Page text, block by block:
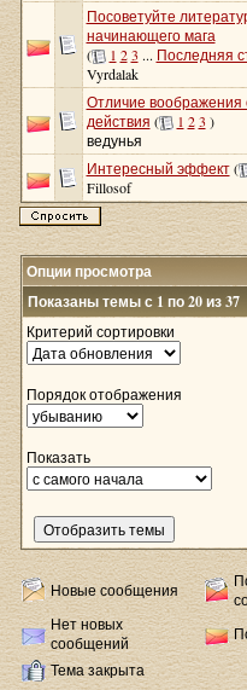
Посоветуйте
начинающего мага
(
1 2 3 ... Последняя
Vyrdalak
Отличие воображения
действия ( 1 2 3 )
ведунья
Интересный эффект (
Fillosof
Опции просмотра
Показаны темы с 1 по 20 из 37
Критерий сортировки
Порядок отображения
Показать
Новые сообщения
Нет новых
сообщений
Тема закрыта